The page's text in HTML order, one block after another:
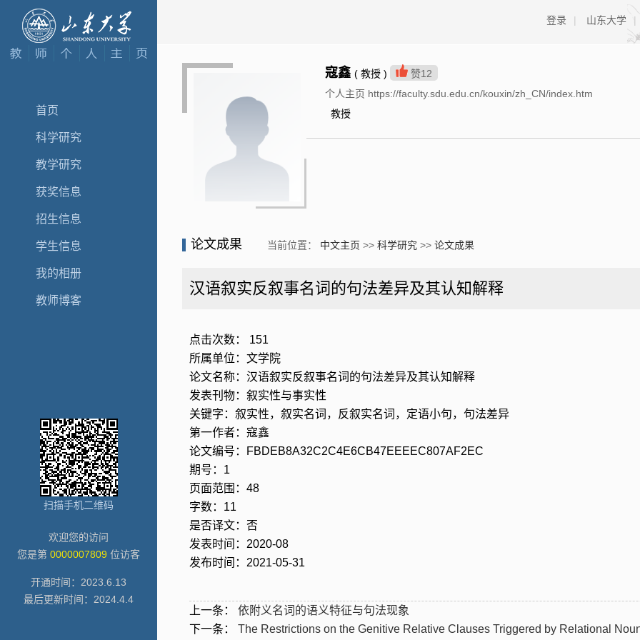
首页
科学研究
教学研究
获奖信息
招生信息
学生信息
我的相册
教师博客
扫描手机二维码
欢迎您的访问
您是第 0000007809 位访客
开通时间： 2023 6 13
最后更新时间： 2024 4 4
登录 | 山东大学 |
寇鑫 ( 教授 ) 赞12
个人主页 https://faculty.sdu.edu.cn/kouxin/zh_CN/index.htm
教授
论文成果 当前位置： 中文主页 >> 科学研究 >> 论文成果
汉语叙实反叙事名词的句法差异及其认知解释
点击次数： 151
所属单位：文学院
论文名称：汉语叙实反叙事名词的句法差异及其认知解释
发表刊物：叙实性与事实性
关键字：叙实性，叙实名词，反叙实名词，定语小句，句法差异
第一作者：寇鑫
论文编号：FBDEB8A32C2C4E6CB47EEEEC807AF2EC
期号：1
页面范围：48
字数：11
是否译文：否
发表时间：2020-08
发布时间：2021-05-31
上一条： 依附义名词的语义特征与句法现象
下一条： The Restrictions on the Genitive Relative Clauses Triggered by Relational